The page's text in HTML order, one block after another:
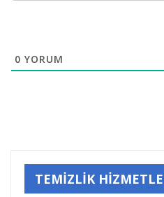
0 YORUM
TEMİZLİK